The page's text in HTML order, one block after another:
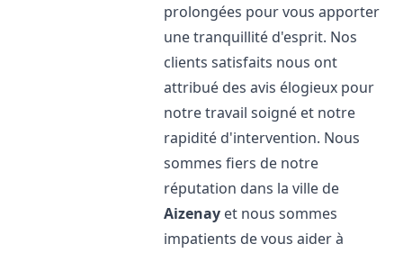
prolongées pour vous apporter
une tranquillité d'esprit. Nos
clients satisfaits nous ont
attribué des avis élogieux pour
notre travail soigné et notre
rapidité d'intervention. Nous
sommes fiers de notre
réputation dans la ville de
Aizenay et nous sommes
impatients de vous aider à